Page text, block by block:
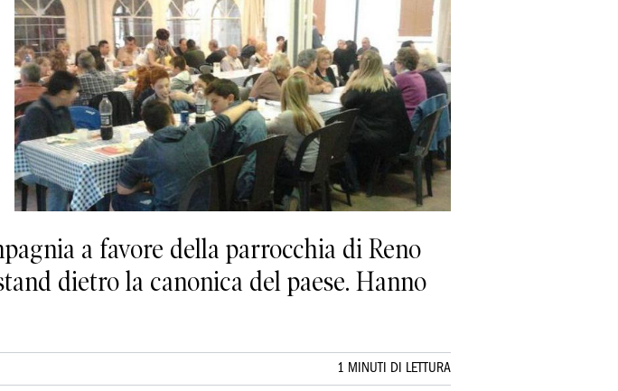
a favore della parrocchia di Reno
dietro la canonica del paese. Hanno
1 MINUTI DI LETTURA